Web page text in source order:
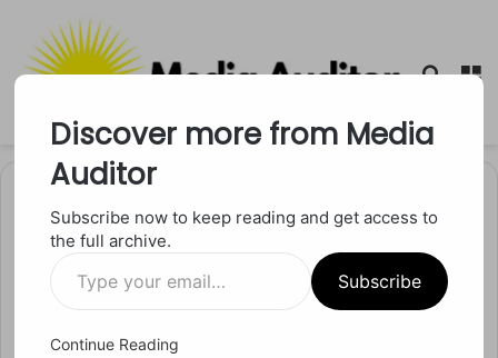
Search
खेल
WTC Final में गरजा मार्कराम का
Discover more from Media
Auditor
Subscribe now to keep reading and get access to
the full archive.
Type
your
email…
Subscribe
Continue Reading